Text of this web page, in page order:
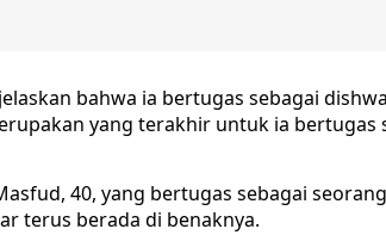
bahwa ia bertugas sebagai
yang terakhir untuk ia
40, yang bertugas sebagai
terus berada di benaknya.